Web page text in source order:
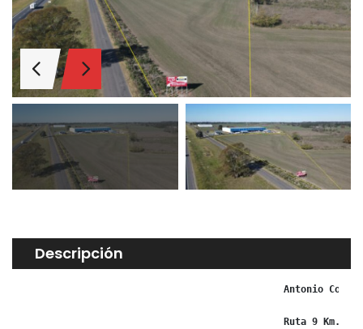
Descripción
Antonio
Ruta 9 Km.